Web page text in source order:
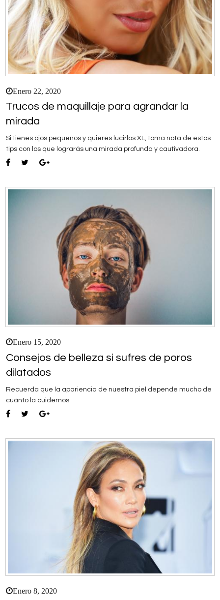
Enero 22, 2020
Trucos de maquillaje para agrandar la
mirada
Si tienes ojos pequeños y quieres lucirlos XL, toma nota de estos
tips con los que lograrás una mirada profunda y cautivadora.
Enero 15, 2020
Consejos de belleza si sufres de poros
dilatados
Recuerda que la apariencia de nuestra piel depende mucho de
cuánto la cuidemos
Enero 8, 2020